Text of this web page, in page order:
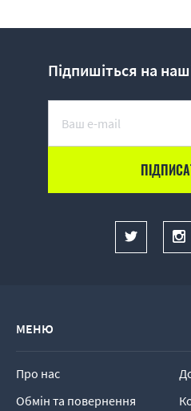
Підпишіться на
МЕНЮ
Про нас
Обмін та повернення